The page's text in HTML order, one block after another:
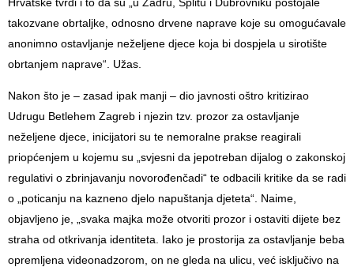
takozvane obrtaljke, odnosno drvene naprave koje su omogućavale
anonimno ostavljanje neželjene djece koja bi dospjela u sirotište
obrtanjem naprave“. Užas.
Nakon što je – zasad ipak manji – dio javnosti oštro kritizirao
Udrugu Betlehem Zagreb i njezin tzv. prozor za ostavljanje
neželjene djece, inicijatori su te nemoralne prakse reagirali
priopćenjem u kojemu su „svjesni da jepotreban dijalog o zakonskoj
regulativi o zbrinjavanju novorođenčadi“ te odbacili kritike da se radi
o „poticanju na kazneno djelo napuštanja djeteta“. Naime,
objavljeno je, „svaka majka može otvoriti prozor i ostaviti dijete bez
straha od otkrivanja identiteta. Iako je prostorija za ostavljanje beba
opremljena videonadzorom, on ne gleda na ulicu, već isključivo na